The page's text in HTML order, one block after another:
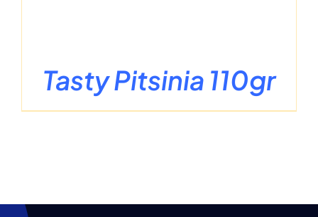
Tasty Pitsinia 110gr